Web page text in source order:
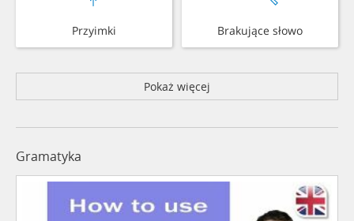
Przyimki Brakujące słowo
Pokaż więcej
Gramatyka